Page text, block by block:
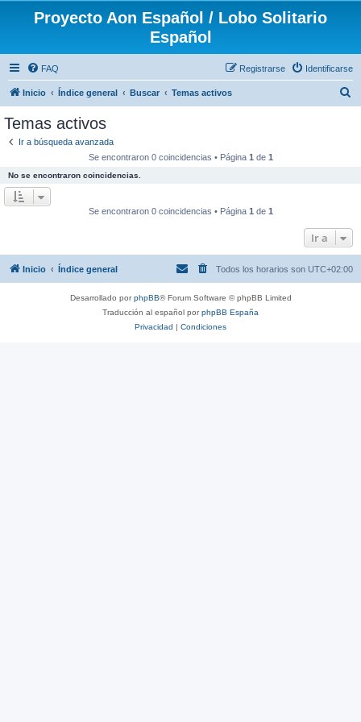
Proyecto Aon Español / Lobo Solitario
Español
FAQ Identificarse
Registrarse
Inicio Índice general Buscar Temas activos
Temas activos
Ir a búsqueda avanzada
Se encontraron 0 coincidencias • Página 1 de 1
No se encontraron coincidencias.
Se encontraron 0 coincidencias • Página 1 de 1
Ir a
Inicio Índice general Todos los horarios son UTC+02:00
Desarrollado porphpBB® Forum Software © phpBB Limited
Traducción al español porphpBB España
Privacidad | Condiciones